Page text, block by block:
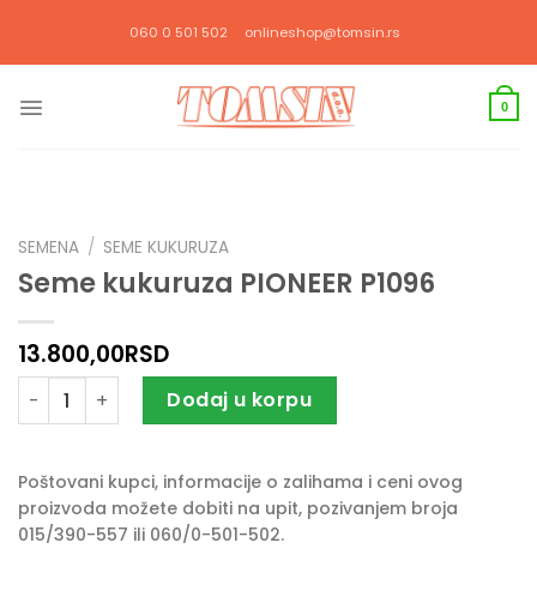
садржај
060 0 501 502 onlineshop@tomsin.rs
0
SEMENA / SEME KUKURUZA
Seme kukuruza PIONEER P1096
13.800,00RSD
Seme kukuruza PIONEER P1096 količina
Dodaj u korpu
Poštovani kupci, informacije o zalihama i ceni ovog
proizvoda možete dobiti na upit, pozivanjem broja
015/390-557 ili 060/0-501-502.